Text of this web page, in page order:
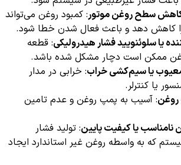
سطح روغن موتور: کمبود روغن می‌تواند
کاهش دهد و باعث فعال شدن خطا شود.
یا سلوئنویید فشار هیدرولیکی: قطعه
ممکن است دچار مشکل شده باشد.
معیوب یا سیم‌کشی خراب: خرابی در مدار
یا کنترلر.
: آسیب به پمپ روغن و عدم تامین
نامناسب یا کیفیت پایین: تولید فشار
که به واسطه روغن غیر استاندارد ایجاد